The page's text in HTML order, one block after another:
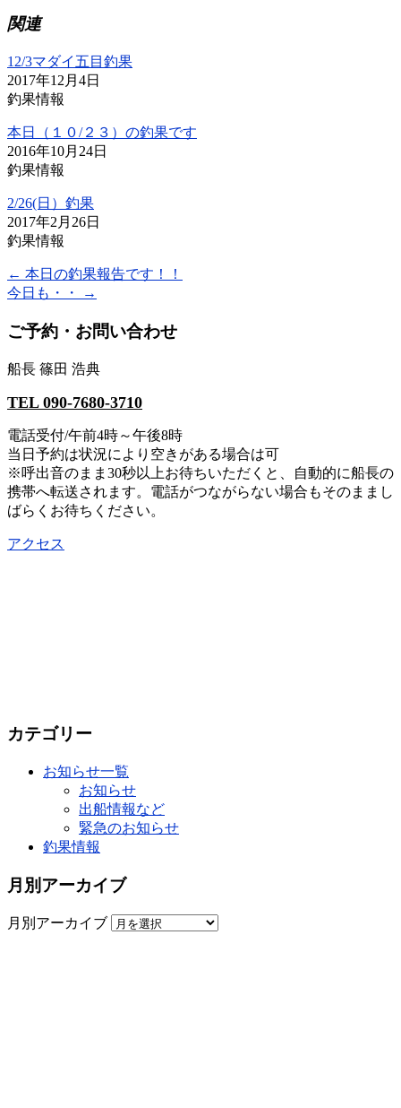
関連
12/3マダイ五目釣果
2017年12月4日
釣果情報
本日（１０/２３）の釣果です
2016年10月24日
釣果情報
2/26(日）釣果
2017年2月26日
釣果情報
← 本日の釣果報告です！！
今日も・・
→
ご予約・お問い合わせ
船長 篠田 浩典
TEL 090-7680-3710
電話受付/午前4時～午後8時
当日予約は状況により空きがある場合は可
※呼出音のまま30秒以上お待ちいただくと、自動的に船長の
携帯へ転送されます。電話がつながらない場合もそのままし
ばらくお待ちください。
アクセス
カテゴリー
お知らせ一覧
お知らせ
出船情報など
緊急のお知らせ
釣果情報
月別アーカイブ
月別アーカイブ